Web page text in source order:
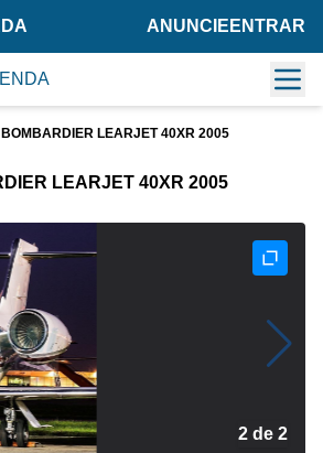
ANUNCIE ENTRAR
BOMBARDIER LEARJET 40XR 2005
LEARJET 40XR 2005
2 de 2